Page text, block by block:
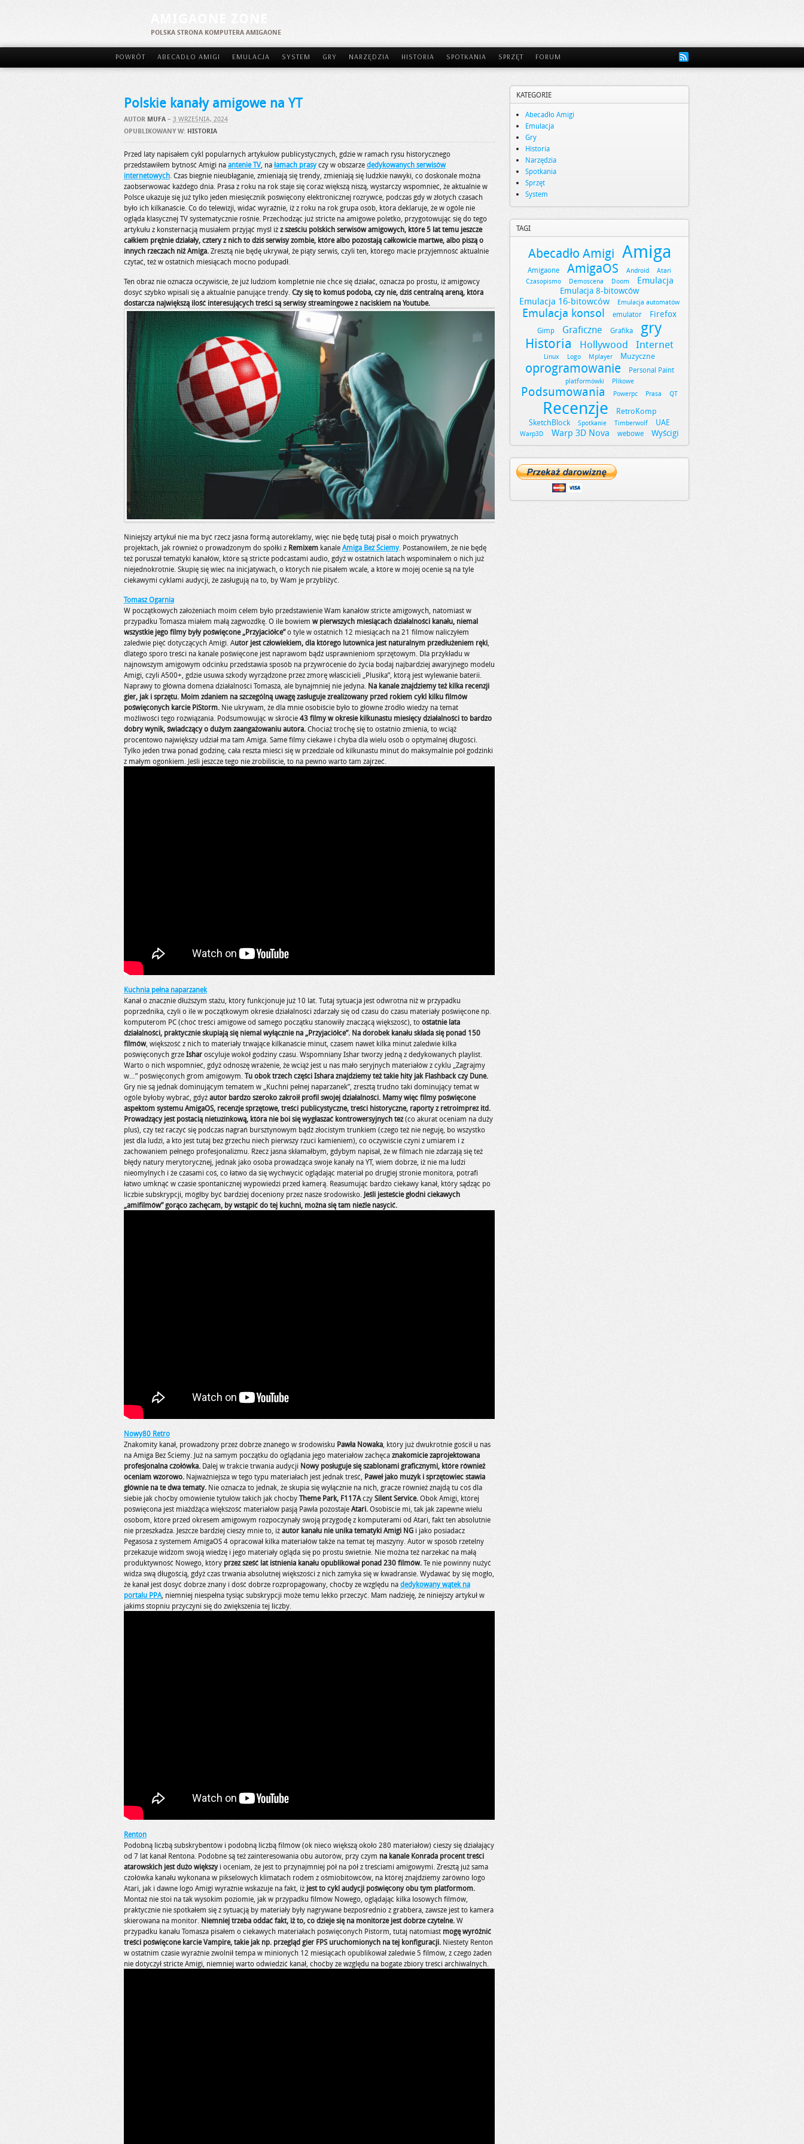
POLSKA STRONA KOMPUTERA AMIGAONE
POWRÓT ABECADŁO AMIGI EMULACJA SYSTEM GRY NARZĘDZIA HISTORIA SPOTKANIA SPRZĘT FORUM
Polskie kanały amigowe na YT
AUTOR MUFA – 3 WRZEŚNIA, 2024
OPUBLIKOWANY W: HISTORIA
Przed laty napisałem cykl popularnych artykułów publicystycznych, gdzie w ramach rysu historycznego
przedstawiłem bytność Amigi naantenie TV, nałamach prasyczy w obszarzededykowanych serwisów
internetowych . Czas biegnie nieubłaganie, zmieniają się trendy, zmieniają się ludzkie nawyki, co doskonale można
zaobserwować każdego dnia. Prasa z roku na rok staje się coraz większą niszą, wystarczy wspomnieć, że aktualnie w
Polsce ukazuje się już tylko jeden miesięcznik poświęcony elektronicznej rozrywce, podczas gdy w złotych czasach
było ich kilkanaście. Co do telewizji, widać wyraźnie, iż z roku na rok grupa osób, która deklaruje, że w ogóle nie
ogląda klasycznej TV systematycznie rośnie. Przechodząc już stricte na amigowe poletko, przygotowując się do tego
artykułu z konsternacją musiałem przyjąć myśl iżz sześciu polskich serwisów amigowych, które 5 lat temu jeszcze
całkiem prężnie działały, cztery z nich to dziś serwisy zombie, które albo pozostają całkowicie martwe, albo piszą o
innych rzeczach niż Amiga.Zresztą nie będę ukrywał, że piąty serwis, czyli ten, którego macie przyjemność aktualnie
czytać, też w ostatnich miesiącach mocno podupadł.
Ten obraz nie oznacza oczywiście, że już ludziom kompletnie nie chce się działać, oznacza po prostu, iż amigowcy
dosyć szybko wpisali się a aktualnie panujące trendy. Czy się to komuś podoba, czy nie, dziś centralną areną, która
dostarcza największą ilość interesujących treści są serwisy streamingowe z naciskiem na Youtube.
Niniejszy artykuł nie ma być rzecz jasna formą autoreklamy, więc nie będę tutaj pisał o moich prywatnych
projektach, jak również o prowadzonym do spółki z Remixem kanaleAmiga Bez Ściemy. Postanowiłem, że nie będę
też poruszał tematyki kanałów, które są stricte podcastami audio, gdyż w ostatnich latach wspominałem o nich już
niejednokrotnie. Skupię się wiec na inicjatywach, o których nie pisałem wcale, a które w mojej ocenie są na tyle
ciekawymi cyklami audycji, że zasługują na to, by Wam je przybliżyć.
Tomasz Ogarnia
W początkowych założeniach moim celem było przedstawienie Wam kanałów stricte amigowych, natomiast w
przypadku Tomasza miałem małą zagwozdkę. O ile bowiem w pierwszych miesiącach działalności kanału, niemal
wszystkie jego filmy były poświęcone „Przyjaciółce”o tyle w ostatnich 12 miesiącach na 21 filmów naliczyłem
zaledwie pięć dotyczących Amigi. Autor jest człowiekiem, dla którego lutownica jest naturalnym przedłużeniem ręki
dlatego sporo treści na kanale poświęcone jest naprawom bądź usprawnieniom sprzętowym. Dla przykładu w
najnowszym amigowym odcinku przedstawia sposób na przywrócenie do życia bodaj najbardziej awaryjnego modelu
Amigi, czyli A500+, gdzie usuwa szkody wyrządzone przez zmorę właścicieli „Plusika”, którą jest wylewanie baterii.
Naprawy to główna domena działalności Tomasza, ale bynajmniej nie jedyna. Na kanale znajdziemy też kilka recenzji
gier, jak i sprzętu. Moim zdaniem na szczególną uwagę zasługuje zrealizowany przed rokiem cykl kilku filmów
poświęconych karcie PiStorm. Nie ukrywam, że dla mnie osobiście było to główne źródło wiedzy na temat
możliwości tego rozwiązania. Podsumowując w skrócie43 filmy w okresie kilkunastu miesięcy działalności to bardzo
dobry wynik, świadczący o dużym zaangażowaniu autora.Chociaż trochę się to ostatnio zmienia, to wciąż
procentowo największy udział ma tam Amiga. Same filmy ciekawe i chyba dla wielu osób o optymalnej długości.
Tylko jeden trwa ponad godzinę, cała reszta mieści się w przedziale od kilkunastu minut do maksymalnie pół godzinki
z małym ogonkiem. Jeśli jeszcze tego nie zrobiliście, to na pewno warto tam zajrzeć.
Kuchnia pełna naparzanek
Kanał o znacznie dłuższym stażu, który funkcjonuje już 10 lat. Tutaj sytuacja jest odwrotna niż w przypadku
poprzednika, czyli o ile w początkowym okresie działalności zdarzały się od czasu do czasu materiały poświęcone np.
komputerom PC (choć treści amigowe od samego początku stanowiły znaczącą większość), toostatnie lata
działalności, praktycznie skupiają się niemal wyłącznie na „Przyjaciółce”. Na dorobek kanału składa się ponad 150
filmów, większość z nich to materiały trwające kilkanaście minut, czasem nawet kilka minut zaledwie kilka
poświęconych grzeIsharoscyluje wokół godziny czasu. Wspomniany Ishar tworzy jedną z dedykowanych playlist.
Warto o nich wspomnieć, gdyż odnoszę wrażenie, że wciąż jest u nas mało seryjnych materiałów z cyklu „Zagrajmy
w…” poświęconych grom amigowym. Tu obok trzech części Ishara znajdziemy też takie hity jak Flashback czy Dune.
Gry nie są jednak dominującym tematem w „Kuchni pełnej naparzanek”, zresztą trudno taki dominujący temat w
ogóle byłoby wybrać, gdyżautor bardzo szeroko zakroił profil swojej działalności. Mamy więc filmy poświęcone
aspektom systemu AmigaOS, recenzje sprzętowe, treści publicystyczne, treści historyczne, raporty z retroimprez itd.
Prowadzący jest postacią nietuzinkową, która nie boi się wygłaszać kontrowersyjnych tez(co akurat oceniam na duży
plus), czy też raczyć się podczas nagrań bursztynowym bądź złocistym trunkiem (czego też nie neguję, bo wszystko
jest dla ludzi, a kto jest tutaj bez grzechu niech pierwszy rzuci kamieniem), co oczywiście czyni z umiarem i z
zachowaniem pełnego profesjonalizmu. Rzecz jasna skłamałbym, gdybym napisał, że w filmach nie zdarzają się też
błędy natury merytorycznej, jednak jako osoba prowadząca swoje kanały na YT, wiem dobrze, iż nie ma ludzi
nieomylnych i że czasami coś, co łatwo da się wychwycić oglądając materiał po drugiej stronie monitora, potrafi
łatwo umknąć w czasie spontanicznej wypowiedzi przed kamerą. Reasumując bardzo ciekawy kanał, który sądząc po
liczbie subskrypcji, mógłby być bardziej doceniony przez nasze środowisko. Jeśli jesteście głodni ciekawych
„amifilmów” gorąco zachęcam, by wstąpić do tej kuchni, można się tam nieźle nasycić.
Nowy80 Retro
Znakomity kanał, prowadzony przez dobrze znanego w środowisku Pawła Nowaka , który już dwukrotnie gościł u nas
na Amiga Bez Ściemy. Już na samym początku do oglądania jego materiałów zachęcaznakomicie zaprojektowana
profesjonalna czołówka. Dalej w trakcie trwania audycji Nowy posługuje się szablonami graficznymi, które również
oceniam wzorowo. Najważniejsza w tego typu materiałach jest jednak treść, Paweł jako muzyk i sprzętowiec stawia
głównie na te dwa tematy. Nie oznacza to jednak, że skupia się wyłącznie na nich, gracze również znajdą tu coś dla
siebie jak choćby omówienie tytułów takich jak choćbyTheme Park, F117AczySilent Service.Obok Amigi, której
poświęcona jest miażdżąca większość materiałów pasją Pawła pozostajeAtari.Osobiście mi, tak jak zapewne wielu
osobom, które przed okresem amigowym rozpoczynały swoją przygodę z komputerami od Atari, fakt ten absolutnie
nie przeszkadza. Jeszcze bardziej cieszy mnie to, iżautor kanału nie unika tematyki Amigi NG i jako posiadacz
Pegasosa z systemem AmigaOS 4 opracował kilka materiałów także na temat tej maszyny. Autor w sposób rzetelny
przekazuje widzom swoją wiedzę i jego materiały ogląda się po prostu świetnie. Nie można też narzekać na małą
produktywność Nowego, który przez sześć lat istnienia kanału opublikował ponad 230 filmów.Te nie powinny nużyć
widza swą długością, gdyż czas trwania absolutnej większości z nich zamyka się w kwadransie. Wydawać by się mogło,
że kanał jest dosyć dobrze znany i dość dobrze rozpropagowany, choćby ze względu nadedykowany wątek na
portalu PPA, niemniej niespełna tysiąc subskrypcji może temu lekko przeczyć. Mam nadzieję, że niniejszy artykuł w
jakimś stopniu przyczyni się do zwiększenia tej liczby.
Renton
Podobną liczbą subskrybentów i podobną liczbą filmów (ok nieco większą około 280 materiałów) cieszy się działający
od 7 lat kanał Rentona. Podobne są też zainteresowania obu autorów, przy czym na kanale Konrada procent treści
atarowskich jest dużo większyi oceniam, że jest to przynajmniej pół na pół z treściami amigowymi. Zresztą już sama
czołówka kanału wykonana w pikselowych klimatach rodem z ośmiobitowców, na której znajdziemy zarówno logo
Atari, jak i dawne logo Amigi wyraźnie wskazuje na fakt, iż jest to cykl audycji poświęcony obu tym platformom.
Montaż nie stoi na tak wysokim poziomie, jak w przypadku filmów Nowego, oglądając kilka losowych filmów,
praktycznie nie spotkałem się z sytuacją by materiały były nagrywane bezpośrednio z grabbera, zawsze jest to kamera
skierowana na monitor. Niemniej trzeba oddać fakt, iż to, co dzieje się na monitorze jest dobrze czytelne.W
przypadku kanału Tomasza pisałem o ciekawych materiałach poświęconych Pistorm, tutaj natomiast mogę wyróżnić
treści poświęcone karcie Vampire, takie jak np. przegląd gier FPS uruchomionych na tej konfiguracji. Niestety Renton
w ostatnim czasie wyraźnie zwolnił tempa w minionych 12 miesiącach opublikował zaledwie 5 filmów, z czego żaden
nie dotyczył stricte Amigi, niemniej warto odwiedzić kanał, choćby ze względu na bogate zbiory treści archiwalnych.
KATEGORIE
Abecadło Amigi
Emulacja
Gry
Historia
Narzędzia
Spotkania
Sprzęt
System
TAGI
Abecadło Amigi Amiga
Amigaone AmigaOS Android
Atari
Czasopismo
Demoscena Doom Emulacja
Emulacja 8-bitowców
Emulacja 16-bitowców Emulacja automatów
Emulacja konsol emulator Firefox
Gimp Graficzne Grafika gry
Historia Hollywood Internet
Linux Logo Mplayer Muzyczne
oprogramowanie Personal Paint
platformówki Plikowe
Podsumowania Powerpc Prasa QT
Recenzje
RetroKomp
SketchBlock
Spotkanie Timberwolf UAE
Warp3D Warp 3D Nova webowe Wyścigi